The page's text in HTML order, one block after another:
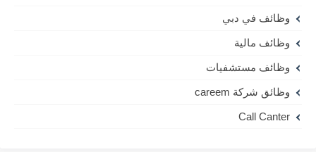
وظائف في دبي
وظائف مالية
وظائف مستشفيات
وظائق شركة careem
Call Canter